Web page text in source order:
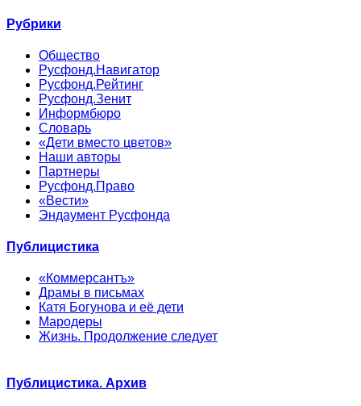
Рубрики
Общество
Русфонд.Навигатор
Русфонд.Рейтинг
Русфонд.Зенит
Информбюро
Словарь
«Дети вместо цветов»
Наши авторы
Партнеры
Русфонд.Право
«Вести»
Эндаумент Русфонда
Публицистика
«Коммерсантъ»
Драмы в письмах
Катя Богунова и её дети
Мародеры
Жизнь. Продолжение следует
Публицистика. Архив